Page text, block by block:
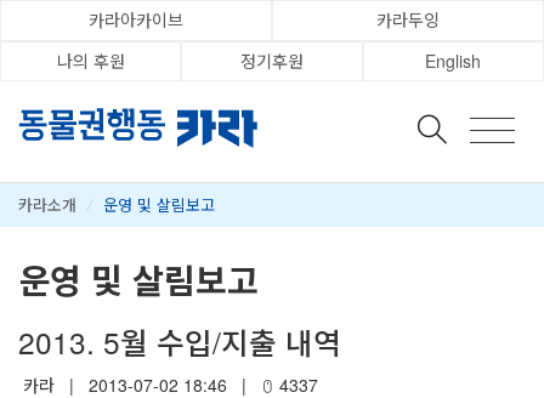
카라아카이브
카라두잉
나의 후원
정기후원 English
카라소개 / 운영 및 살림보고
운영 및 살림보고
2013. 5월 수입/지출 내역
카라 | 2013-07-02 18:46 | 4337